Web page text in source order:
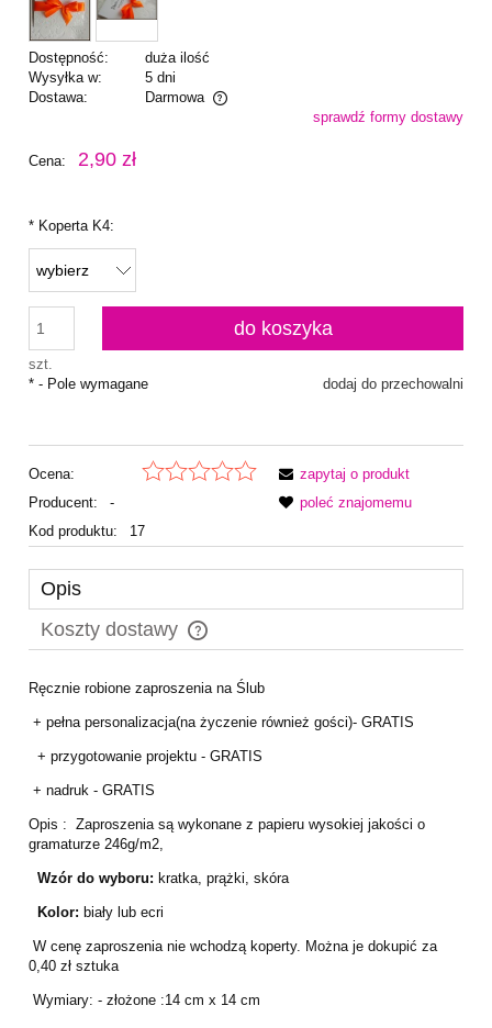
Dostępność:
duża ilość
Wysyłka w:
5 dni
Dostawa:
Darmowa
Cena nie zawiera ewentualnych kosztów płatnościsprawdź formy dostawy
Cena: 2,90 zł
* Koperta K4:
szt.
do koszyka
dodaj do przechowalni
* - Pole wymagane
Ocena:
Producent:
-
Kod produktu:
17
zapytaj o produkt
poleć znajomemu
Opis
Koszty dostawy
Cena nie zawiera ewentualnych kosztów płatności
Ręcznie robione zaproszenia na Ślub
+ pełna personalizacja(na życzenie również gości)- GRATIS
+ przygotowanie projektu - GRATIS
+ nadruk - GRATIS
Opis : Zaproszenia są wykonane z papieru wysokiej jakości o
gramaturze 246g/m2,
Wzór do wyboru: kratka, prążki, skóra
Kolor: biały lub ecri
W cenę zaproszenia nie wchodzą koperty. Można je dokupić za
0,40 zł sztuka
Wymiary: - złożone :14 cm x 14 cm